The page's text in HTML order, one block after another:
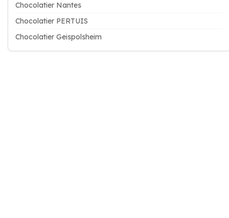
Chocolatier Nantes
Chocolatier PERTUIS
Chocolatier Geispolsheim